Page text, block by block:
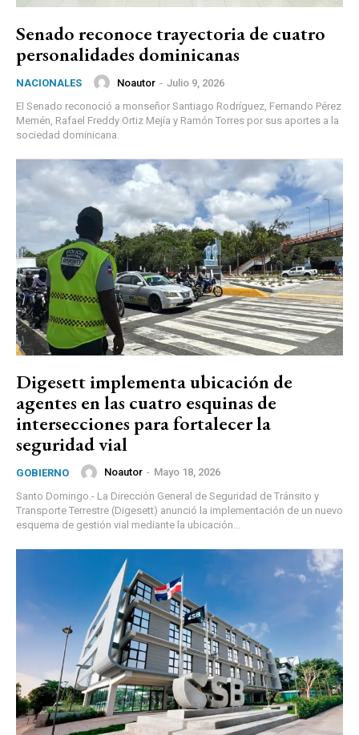
Senado reconoce trayectoria de cuatro
personalidades dominicanas
NACIONALES Noautor - Julio 9, 2026
El Senado reconoció a monseñor Santiago Rodríguez, Fernando Pérez
Memén, Rafael Freddy Ortiz Mejía y Ramón Torres por sus aportes a la
sociedad dominicana.
Digesett implementa ubicación de
agentes en las cuatro esquinas de
intersecciones para fortalecer la
seguridad vial
GOBIERNO Noautor - Mayo 18, 2026
Santo Domingo.- La Dirección General de Seguridad de Tránsito y
Transporte Terrestre (Digesett) anunció la implementación de un nuevo
esquema de gestión vial mediante la ubicación...